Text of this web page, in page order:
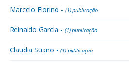
Marcelo Fiorino - (1) publicação
Reinaldo Garcia - (1) publicação
Claudia Suano - (1) publicação